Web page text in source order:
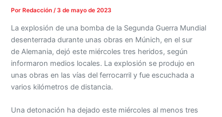
Por Redacción/ 3 de mayo de 2023
La explosión de una bomba de la Segunda Guerra Mundial
desenterrada durante unas obras en Múnich, en el sur
de Alemania, dejó este miércoles tres heridos, según
informaron medios locales. La explosión se produjo en
unas obras en las vías del ferrocarril y fue escuchada a
varios kilómetros de distancia.
Una detonación ha dejado este miércoles al menos tres